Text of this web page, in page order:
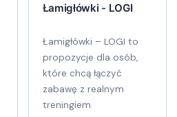
Łamigłówki - LOGI
Łamigłówki – LOGI to
propozycje dla osób,
które chcą łączyć
zabawę z realnym
treningiem